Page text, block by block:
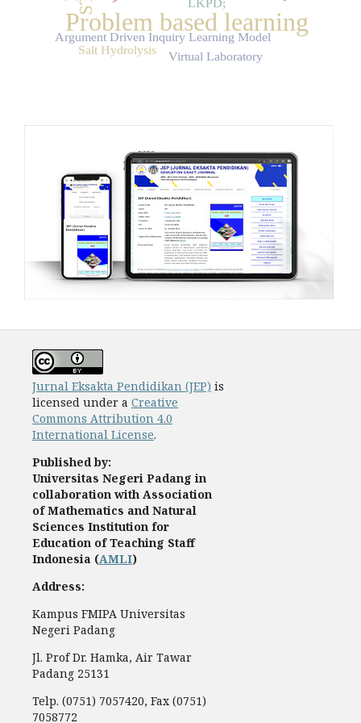
Problem based learning
Argument Driven Inquiry Learning Model
Salt Hydrolysis Virtual Laboratory
Jurnal Eksakta Pendidikan (JEP) is
licensed under a Creative
Commons Attribution 4.0
International License.
Published by:
Universitas Negeri Padang in
collaboration with Association
of Mathematics and Natural
Sciences Institution for
Education of Teaching Staff
Indonesia (AMLI)
Address:
Kampus FMIPA Universitas
Negeri Padang
Jl. Prof Dr. Hamka, Air Tawar
Padang 25131
Telp. (0751) 7057420, Fax (0751)
7058772